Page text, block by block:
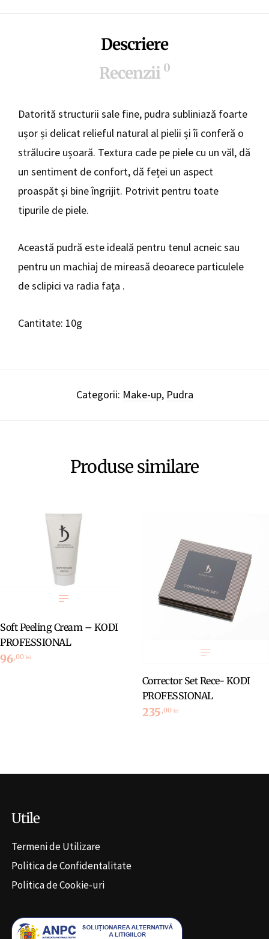
Descriere
Recenzii 0
Datorită structurii sale fine, pudra subliniază foarte
ușor și delicat relieful natural al pielii și îi conferă o
strălucire ușoară. Textura cade pe piele cu un văl, dă
un sentiment de confort, dă feței un aspect
proaspăt și bine îngrijit. Potrivit pentru toate
tipurile de piele.
Această pudră este ideală pentru tenul acneic sau
pentru un machiaj de mireasă deoarece particulele
de sclipici va radia faţa .
Cantitate: 10g
Categorii: Make-up, Pudra
Produse similare
Peeling Cream – KODI
,00lei
Corrector Set Rece- KODI
PROFESSIONAL
235,00lei
Utile
Termeni de Utilizare
Politica de Confidentalitate
Politica de Cookie-uri